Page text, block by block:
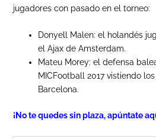
jugadores con pasado en el torneo:
Donyell Malen: el holandés
el Ajax de Amsterdam.
Mateu Morey: el defensa
MICFootball 2017 vistiendo
Barcelona.
¡No te quedes sin plaza, apúntate